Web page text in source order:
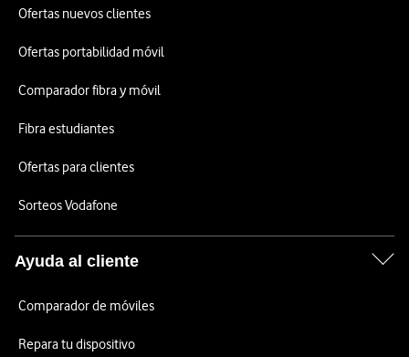
Ofertas nuevos clientes
Ofertas portabilidad móvil
Comparador fibra y móvil
Fibra estudiantes
Ofertas para clientes
Sorteos Vodafone
Ayuda al cliente
Comparador de móviles
Repara tu dispositivo